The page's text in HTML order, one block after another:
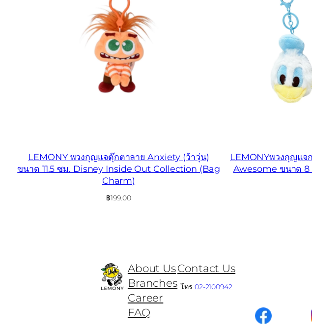
LEMONY พวงกุญแจตุ๊กตาลาย Anxiety (ว้าวุ่น)
ขนาด 11.5 ซม. Disney Inside Out Collection (Bag
Charm)
฿199.00
LEMONYพวงกุญแจ
Awesome ขนาด
About Us
Branches
Career
FAQ
Contact Us
โทร 02-2100942